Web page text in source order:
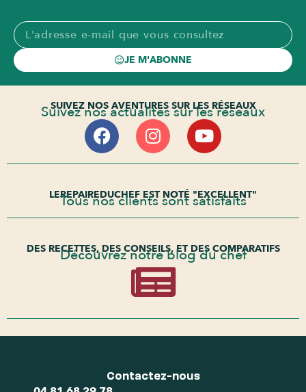
JE M'ABONNE
SUIVEZ NOS AVENTURES SUR LES RÉSEAUX
Suivez nos actualités sur les réseaux
LEREPAIREDUCHEF EST NOTÉ "EXCELLENT"
Tous nos clients sont satisfaits
DES RECETTES, DES CONSEILS, ET DES COMPARATIFS
Découvrez notre blog du chef
Contactez-nous